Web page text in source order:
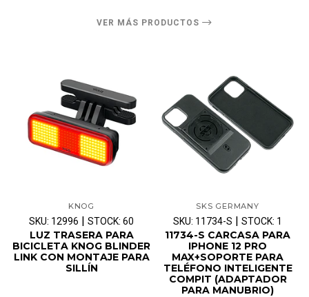
VER MÁS PRODUCTOS
KNOG
SKU: 12996 | STOCK: 60
LUZ TRASERA PARA
BICICLETA KNOG BLINDER
LINK CON MONTAJE PARA
SILLÍN
SKS GERMANY
SKU: 11734-S | STOCK: 1
11734-S CARCASA PARA
IPHONE 12 PRO
MAX+SOPORTE PARA
TELÉFONO INTELIGENTE
COMPIT (ADAPTADOR
PARA MANUBRIO)